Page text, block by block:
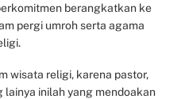
berangkatkan ke
pergi umroh serta agama
wisata religi, karena pastor,
lainya inilah yang mendoakan